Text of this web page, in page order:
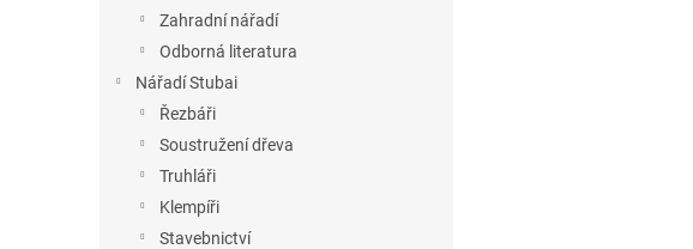
Zahradní nářadí
Odborná literatura
Nářadí Stubai
Řezbáři
Soustružení dřeva
Truhláři
Klempíři
Stavebnictví